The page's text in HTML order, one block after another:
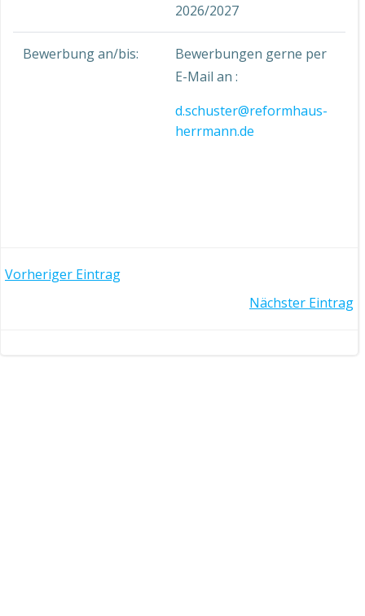
2026/2027
Bewerbung an/bis:
Bewerbungen gerne per
E-Mail an :
d.schuster@reformhaus-
herrmann.de
Post
Vorheriger Eintrag
Nächster Eintrag